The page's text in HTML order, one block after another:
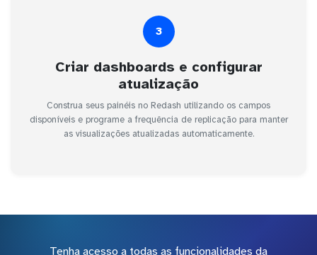
3
Criar dashboards e configurar
atualização
Construa seus painéis no Redash utilizando os campos
disponíveis e programe a frequência de replicação para manter
as visualizações atualizadas automaticamente.
Tenha acesso a todas as funcionalidades da